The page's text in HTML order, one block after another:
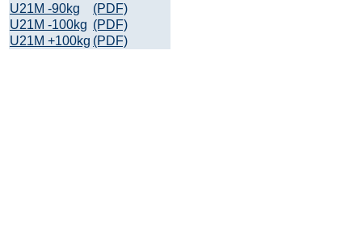
U21M -90kg
(PDF)
U21M -100kg (PDF)
U21M +100kg (PDF)